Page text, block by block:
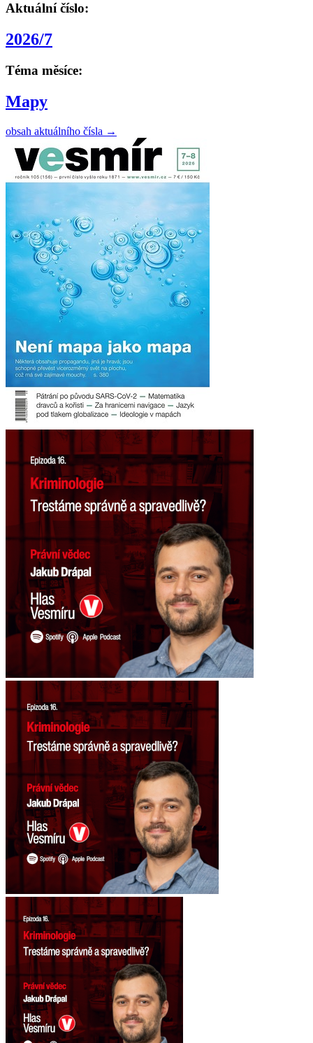
Aktuální číslo:
2026/7
Téma měsíce:
Mapy
obsah aktuálního čísla →